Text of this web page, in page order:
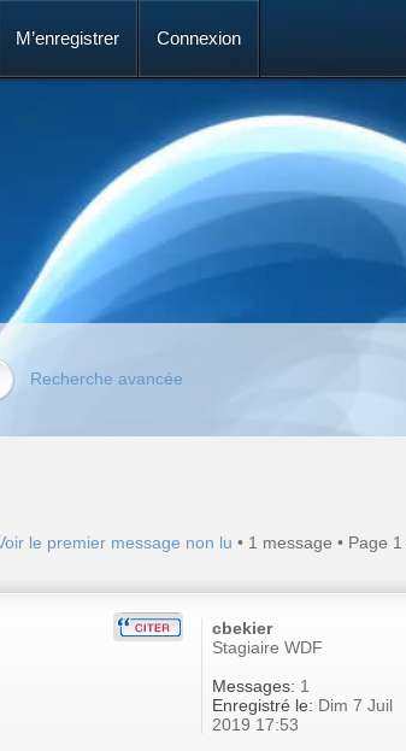
M’enregistrer Connexion
Recherche avancée
le premier message non lu • 1 message • Page 1
cbekier
Stagiaire WDF
Messages: 1
Enregistré le: Dim 7 Juil
2019 17:53